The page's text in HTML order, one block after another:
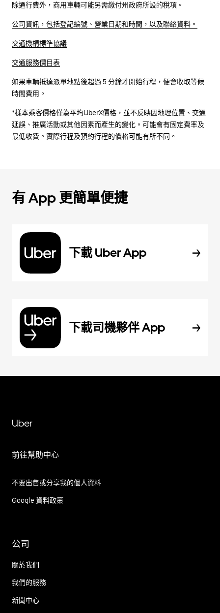
除通行費外，商用車輛可能另需繳付州政府所設的稅項。
公司資訊，包括登記編號、營業日期和時間，以及聯絡資料。
交通機構標準協議
交通服務價目表
如果車輛抵達派單地點後超過 5 分鐘才開始行程，便會收取等候
時間費用。
*樣本乘客價格僅為平均UberX價格，並不反映因地理位置、交通
延誤、推廣活動或其他因素而產生的變化。可能會有固定費率及
最低收費。實際行程及預約行程的價格可能有所不同。
有 App 更簡單便捷
下載 Uber App
下載司機夥伴 App
Uber
前往幫助中心
不要出售或分享我的個人資料
Google 資料政策
公司
關於我們
我們的服務
新聞中心